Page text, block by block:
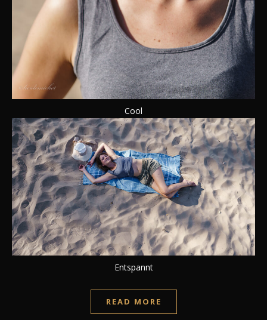
Cool
Entspannt
READ MORE